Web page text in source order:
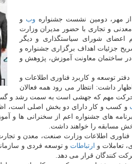
مهر، دومین نشست جشنواره وب و
و تجاری با حضور مدیران وزارت
شورای سیاستگذاری و دیگر
جزئیات اهداف برگزاری جشنواره و
ساختمان معاونت آموزش، پژوهش و
توسعه و كاربرد فناوری اطلاعات و
داشت: انتظار می رود همه فعالان
مهم كه جهشی است به سمت رشد و گسترش
و كسب و كار دارای دو بخش اصلی است،
های جشنواره اعم از سخنرانی ها و
مسابقه را خواهند داشت.
فناوری اطلاعات وزارت صنعت، معدن و
تعاملات و
ارتباطات و توسعه فردی و
كنندگان قرار می دهد.